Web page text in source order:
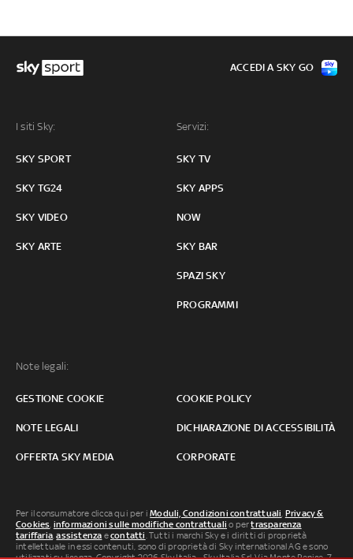
I siti Sky:
SKY SPORT
SKY TG24
SKY VIDEO
SKY ARTE
Servizi:
SKY TV
SKY APPS
NOW
SKY BAR
SPAZI SKY
PROGRAMMI
Note legali:
GESTIONE COOKIE COOKIE POLICY
NOTE LEGALI DICHIARAZIONE DI ACCESSIBILITÀ
OFFERTA SKY MEDIA CORPORATE
ACCEDI A SKY GO
Per il consumatore clicca qui per iModuli, Condizioni contrattuali Privacy &
Cookies informazioni sulle modifiche contrattuali o pertrasparenza
tariffaria ,assistenza econtatti . Tutti i marchi Sky e i diritti di proprietà
intellettuale in essi contenuti, sono di proprietà di Sky international AG e sono